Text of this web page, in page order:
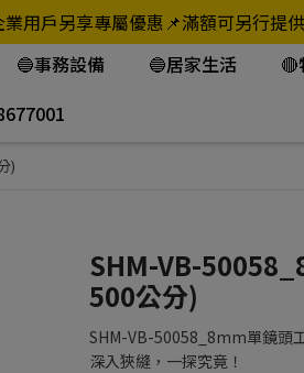
用戶另享專屬優惠📌滿額可另行提
🔵事務設備 🔵居家生活 🔴
)
SHM-VB-
500公分)
SHM-VB-50058_8mm單鏡頭
深入狹縫，一探究竟！